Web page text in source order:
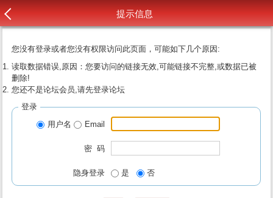
提示信息
您没有登录或者您没有权限访问此页面，可能如下几个原因:
读取数据错误,原因：您要访问的链接无效,可能链接不完整,或数据已被
删除!
您还不是论坛会员,请先登录论坛
登录
用户名
Email
密 码
隐身登录 是 否